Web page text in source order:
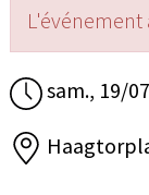
L'événement
sam., 19/